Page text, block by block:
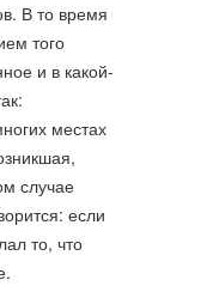
В то время
того
и в какой-
местах
случае
если
то, что